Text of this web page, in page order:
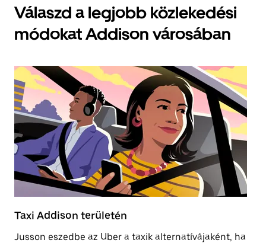
Válaszd a legjobb közlekedési
módokat Addison városában
Taxi Addison területén
Jusson eszedbe az Uber a taxik alternatívájaként, ha